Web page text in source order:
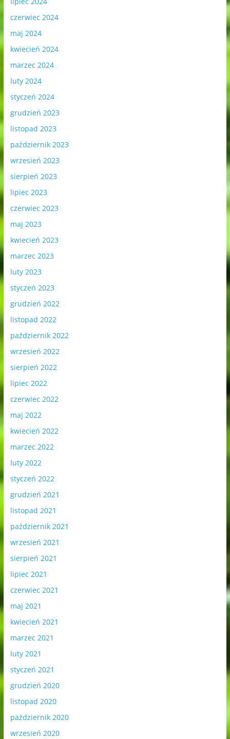
czerwiec 2024
maj 2024
kwiecień 2024
marzec 2024
luty 2024
styczeń 2024
grudzień 2023
listopad 2023
październik 2023
wrzesień 2023
sierpień 2023
lipiec 2023
czerwiec 2023
maj 2023
kwiecień 2023
marzec 2023
luty 2023
styczeń 2023
grudzień 2022
listopad 2022
październik 2022
wrzesień 2022
sierpień 2022
lipiec 2022
czerwiec 2022
maj 2022
kwiecień 2022
marzec 2022
luty 2022
styczeń 2022
grudzień 2021
listopad 2021
październik 2021
wrzesień 2021
sierpień 2021
lipiec 2021
czerwiec 2021
maj 2021
kwiecień 2021
marzec 2021
luty 2021
styczeń 2021
grudzień 2020
listopad 2020
październik 2020
wrzesień 2020